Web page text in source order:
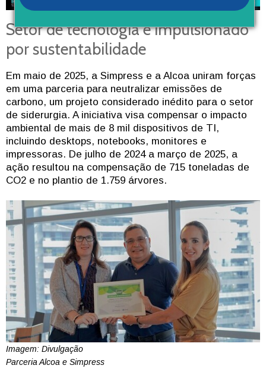
Setor de tecnologia é impulsionado
por sustentabilidade
Em maio de 2025, a Simpress e a Alcoa uniram forças
em uma parceria para neutralizar emissões de
carbono, um projeto considerado inédito para o setor
de siderurgia. A iniciativa visa compensar o impacto
ambiental de mais de 8 mil dispositivos de TI,
incluindo desktops, notebooks, monitores e
impressoras. De julho de 2024 a março de 2025, a
ação resultou na compensação de 715 toneladas de
CO2 e no plantio de 1.759 árvores.
Imagem: Divulgação
Parceria Alcoa e Simpress